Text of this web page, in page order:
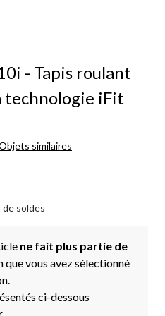
- Tapis roulant
technologie iFit
similaires
soldes
ne fait plus partie de
que vous avez sélectionné
ci-dessous